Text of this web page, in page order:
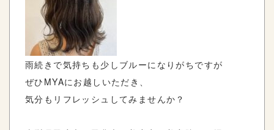
雨続きで気持ちも少しブルーになりがちですが
ぜひMYAにお越しいただき、
気分もリフレッシュしてみませんか？